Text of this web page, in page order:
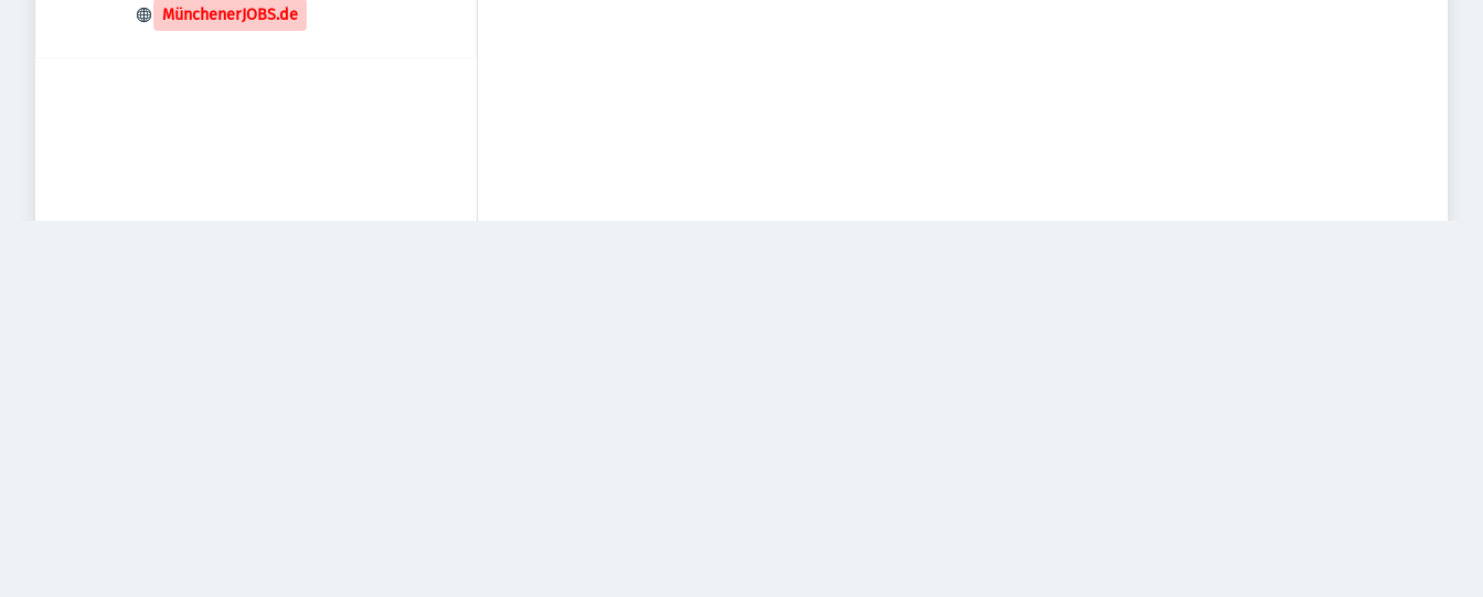
MünchenerJOBS.de